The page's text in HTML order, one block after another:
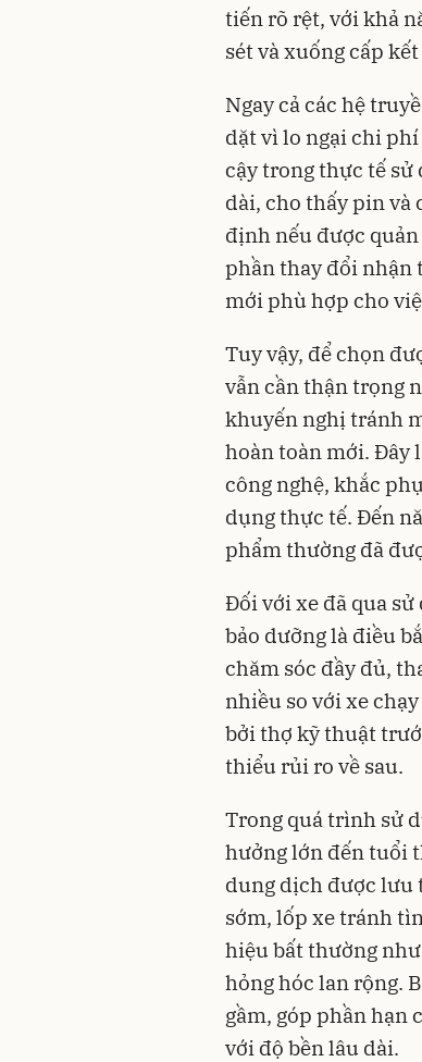
tiến rõ rệt, với khả
sét và xuống cấp
Ngay cả các hệ
dặt vì lo ngại chi
cậy trong thực tế
dài, cho thấy pin và
định nếu được
phần thay đổi nhận
mới phù hợp cho
Tuy vậy, để chọn
vẫn cần thận trọng
khuyến nghị tránh
hoàn toàn mới. Đây
công nghệ, khắc
dụng thực tế. Đến
phẩm thường đã
Đối với xe đã qua
bảo dưỡng là điều
chăm sóc đầy đủ,
nhiều so với xe
bởi thợ kỹ thuật
thiểu rủi ro về sau.
Trong quá trình sử
hưởng lớn đến tuổi
dung dịch được lưu
sớm, lốp xe tránh
hiệu bất thường
hỏng hóc lan rộng.
gầm, góp phần hạn
với độ bền lâu dài.